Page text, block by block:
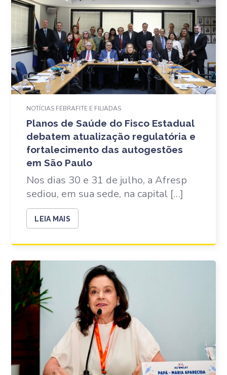
NOTÍCIAS FEBRAFITE E FILIADAS
Planos de Saúde do Fisco Estadual
debatem atualização regulatória e
fortalecimento das autogestões
em São Paulo
Nos dias 30 e 31 de julho, a Afresp
sediou, em sua sede, na capital […]
LEIA MAIS